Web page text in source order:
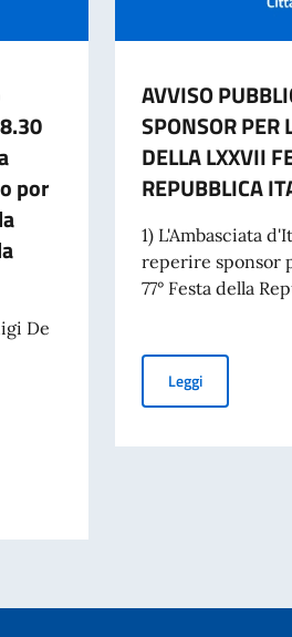
por
De
- miércoles 19 de abril 18.30 horas -
AVVISO
SPONSOR PER
DELLA LXXVII
REPUBBLICA
1) L'Ambasciata
reperire sponsor
77° Festa della
LeggiAVVISO